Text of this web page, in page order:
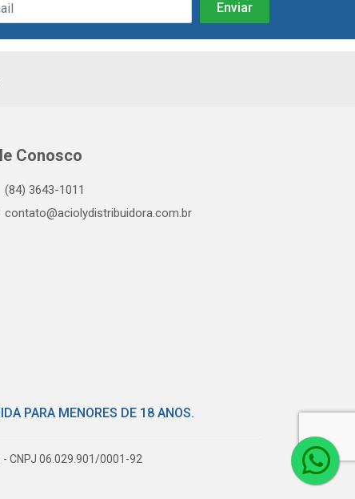
Conosco
(84) 3643-1011
contato@aciolydistribuidora.com.br
PARA MENORES DE 18 ANOS.
CNPJ 06.029.901/0001-92